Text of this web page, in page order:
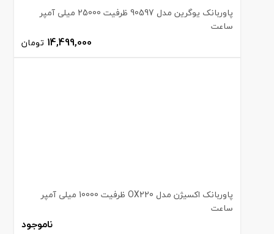
پاوربانک یوگرین مدل 90597 ظرفیت 25000 میلی آمپر
ساعت
14,499,000 تومان
پاوربانک اکسیژن مدل OX220 ظرفیت 10000 میلی آمپر
ساعت
ناموجود